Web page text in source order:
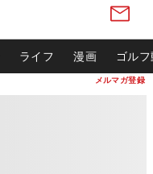
メルマガ登録
ライフ 漫画 ゴル